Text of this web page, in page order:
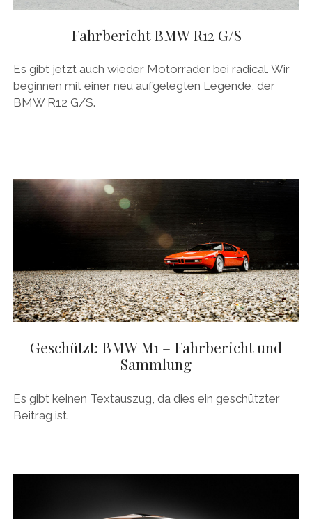
Fahrbericht BMW R12 G/S
Es gibt jetzt auch wieder Motorräder bei radical. Wir
beginnen mit einer neu aufgelegten Legende, der
BMW R12 G/S.
Geschützt: BMW M1 – Fahrbericht und
Sammlung
Es gibt keinen Textauszug, da dies ein geschützter
Beitrag ist.